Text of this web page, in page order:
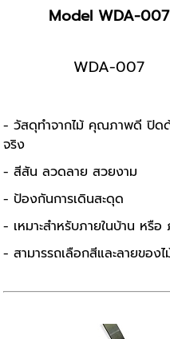
Model WDA-007
WDA-007
- วัสดุทำจากไม้ คุณภาพดี ปิดด้
จริง
- สีสัน ลวดลาย สวยงาม
- ป้องกันการเดินสะดุด
- เหมาะสำหรับภายในบ้าน หรือ
- สามารรถเลือกสีและลายของ